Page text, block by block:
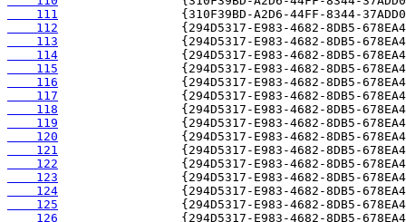
    111
    112
    113
    114
    115
    116
    117
    118
    119
    120
    121
    122
    123
    124
    125
    126